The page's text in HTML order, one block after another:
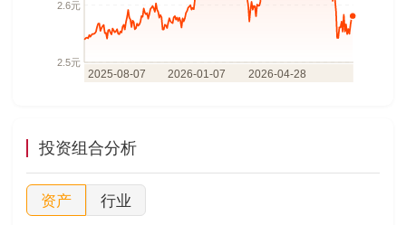
投资组合分析
资产 行业